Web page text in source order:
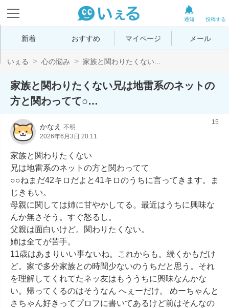
投稿する
通知
新着 おすすめ マイページ メール
いぇる 心の悩み 家族と関わりたくない...
家族と関わりたくない兄は地雷系のネットの
方と関わってて○…
かなえ 不明
2026年6月3日 20:11
15
家族と関わりたくない
兄は地雷系のネットの方と関わってて
○○ねまだ42キロだよと41キロのうちに言ってきます。ま
じきもい。
母親に関しては姉に甘やかしてる。最近はうちに興味な
んか無さそう。すぐ怒るし。
父親は面白いけど。関わりたくない。
姉は全てが苦手。
11歳はあまりいい事ないね。これからも。続くかもだけ
ど。家で多分家族との時間少ないのうちだと思う。それ
を理解してくれてたネッ友はもううちに興味なんかな
い。帰ってくるのはそうなん へぇーだけ。 めーちゃんと
さちゃん好きってプロフに書いてあるけど前はそんなの